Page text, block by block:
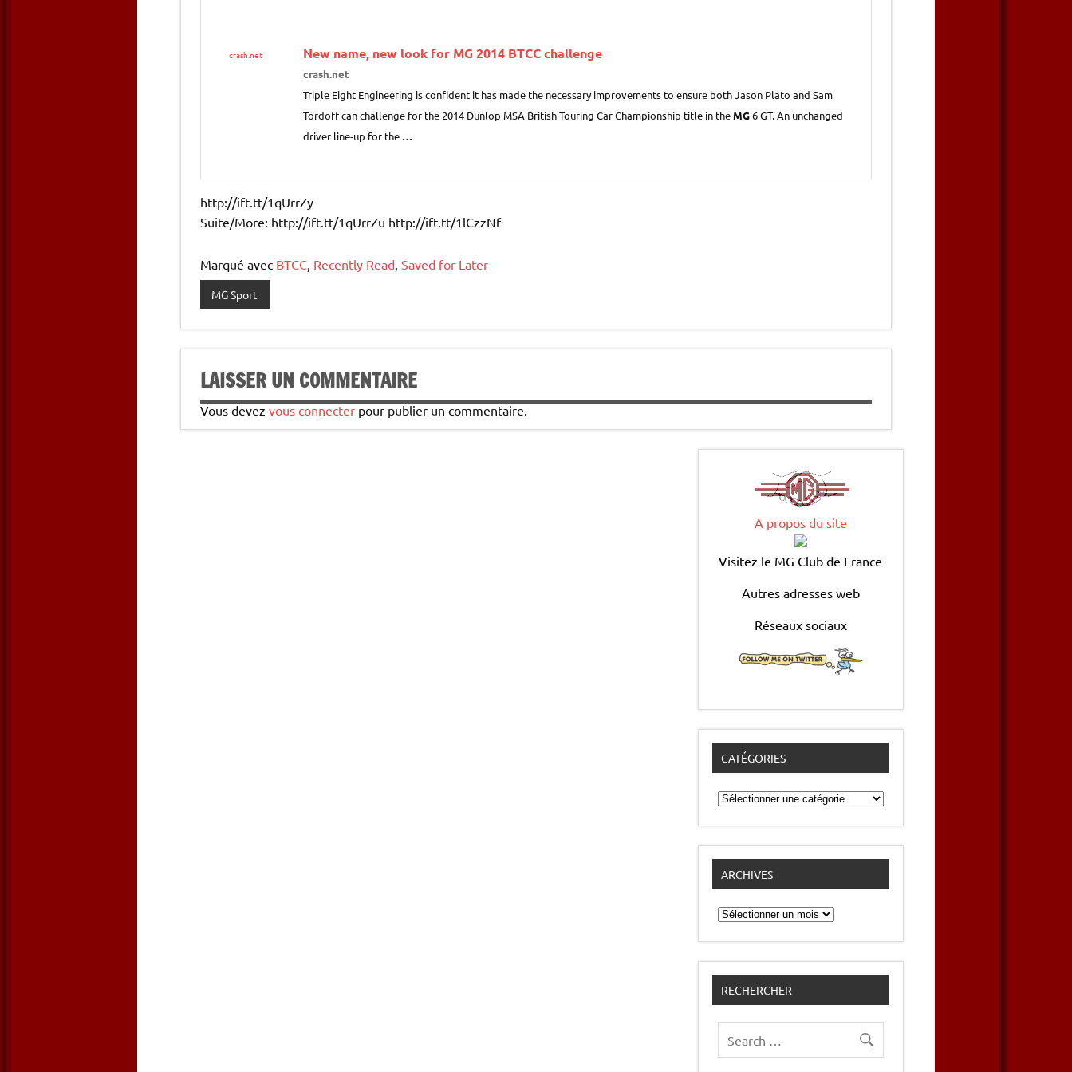
crash.net New name, new look for MG2014 BTCC challenge
crash.net
Triple Eight Engineering is confident it has made the necessary improvements to ensure both Jason Plato and Sam
Tordoff can challenge for the 2014 Dunlop MSA British Touring Car Championship title in theMG6 GT. An unchanged
driver line-up for the …
http://ift.tt/1qUrrZy
Suite/More: http://ift.tt/1qUrrZu http://ift.tt/1lCzzNf
Marqué avec BTCC, Recently Read, Saved for Later
MG Sport
LAISSER UN COMMENTAIRE
Vous devez vous connecter pour publier un commentaire.
A propos du site
Visitez le MG Club de France
Autres adresses web
Réseaux sociaux
CATÉGORIES
Catégories
ARCHIVES
Archives
RECHERCHER